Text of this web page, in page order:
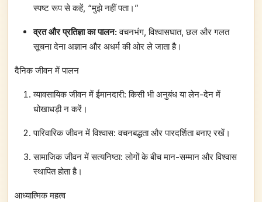
स्पष्ट रूप से कहें, “मुझे नहीं पता।”
व्रत और प्रतिज्ञा का पालन:वचनभंग, विश्वासघात, छल और गलत
सूचना देना अज्ञान और अधर्म की ओर ले जाता है।
दैनिक जीवन में पालन
व्यावसायिक जीवन में ईमानदारी: किसी भी अनुबंध या लेन-देन में
धोखाधड़ी न करें।
पारिवारिक जीवन में विश्वास: वचनबद्धता और पारदर्शिता बनाए रखें।
सामाजिक जीवन में सत्यनिष्ठा: लोगों के बीच मान-सम्मान और विश्वास
स्थापित होता है।
आध्यात्मिक महत्व